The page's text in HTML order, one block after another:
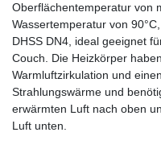
Oberflächentemperatur von
Wassertemperatur von
DHSS DN4, ideal geeignet
Couch. Die Heizkörper
Warmluftzirkulation und
Strahlungswärme und
erwärmten Luft nach oben
Luft unten.